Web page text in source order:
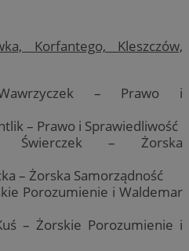
Korfantego, Kleszczów,
– Prawo i
– Prawo i Sprawiedliwość
Świerczek – Żorska
– Żorska Samorządność
Porozumienie i Waldemar
– Żorskie Porozumienie i